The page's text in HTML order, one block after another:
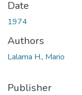
Date
1974
Authors
Lalama H., Mario
Publisher